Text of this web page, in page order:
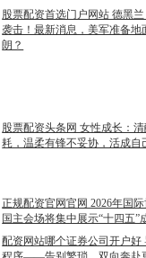
股票配资首选门户网站 德黑
袭击！最新消息，美军准备地
朗？
股票配资头条网 女性成长：
耗，温柔有锋不妥协，活成自
正规配资官网官网 2026年国
国主会场将集中展示“十四五”
配资网站哪个证券公司开户好